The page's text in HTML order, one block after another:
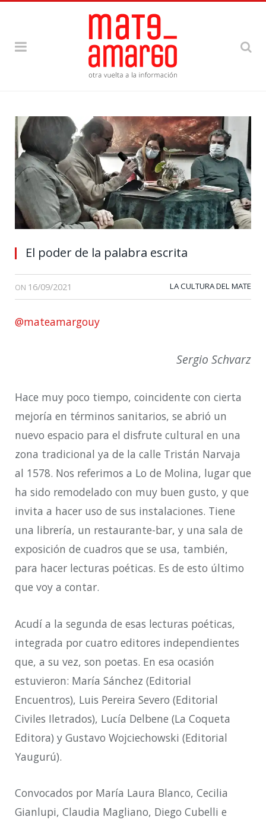
El poder de la palabra escrita
ON 16/09/2021 LA CULTURA DEL MATE
@mateamargouy
Sergio Schvarz
Hace muy poco tiempo, coincidente con cierta
mejoría en términos sanitarios, se abrió un
nuevo espacio para el disfrute cultural en una
zona tradicional ya de la calle Tristán Narvaja
al 1578. Nos referimos a Lo de Molina, lugar que
ha sido remodelado con muy buen gusto, y que
invita a hacer uso de sus instalaciones. Tiene
una librería, un restaurante-bar, y una sala de
exposición de cuadros que se usa, también,
para hacer lecturas poéticas. Es de esto último
que voy a contar.
Acudí a la segunda de esas lecturas poéticas,
integrada por cuatro editores independientes
que, a su vez, son poetas. En esa ocasión
estuvieron: María Sánchez (Editorial
Encuentros), Luis Pereira Severo (Editorial
Civiles Iletrados), Lucía Delbene (La Coqueta
Editora) y Gustavo Wojciechowski (Editorial
Yaugurú).
Convocados por María Laura Blanco, Cecilia
Gianlupi, Claudia Magliano, Diego Cubelli e